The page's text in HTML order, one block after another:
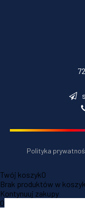
Polityka
Twój koszyk0
Brak produktów w
Kontynuuj zakupy
0